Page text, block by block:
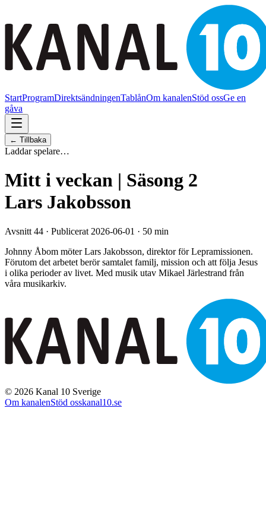
StartProgramDirektsändningenTablånOm kanalenStöd ossGe en
gåva
← Tillbaka
Laddar spelare…
Mitt i veckan | Säsong 2
Lars Jakobsson
Avsnitt 44 · Publicerat 2026-06-01 · 50 min
Johnny Åbom möter Lars Jakobsson, direktor för Lepramissionen.
Förutom det arbetet berör samtalet familj, mission och att följa Jesus
i olika perioder av livet. Med musik utav Mikael Järlestrand från
våra musikarkiv.
© 2026 Kanal 10 Sverige
Om kanalenStöd osskanal10.se